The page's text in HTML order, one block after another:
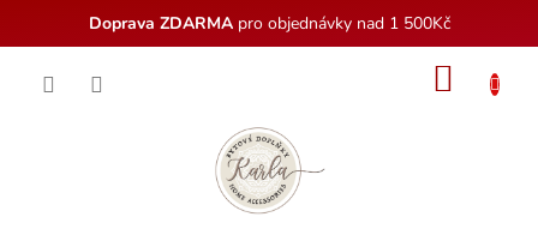
Doprava ZDARMApro objednávky nad 1 500Kč